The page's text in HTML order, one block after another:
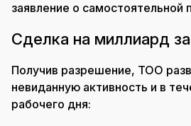
заявление о самостоятельной
Сделка на миллиард
Получив разрешение, ТОО
невиданную активность и в
рабочего дня: